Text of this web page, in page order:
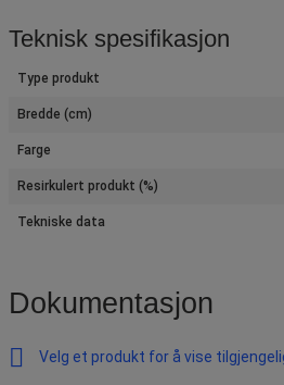
Teknisk spesifikasjon
Type produkt
Bredde (cm)
Farge
Resirkulert produkt (%)
Tekniske data
Dokumentasjon
Velg et produkt for å vise